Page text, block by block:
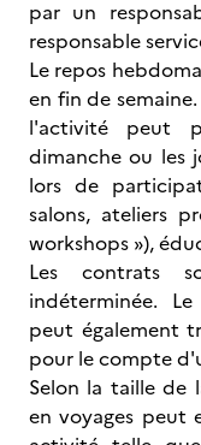
par un
responsable
Le repos
en fin de
l'activité peut
dimanche ou les
lors de
salons, ateliers
workshops »),
Les contrats
indéterminée.
peut également
pour le compte
Selon la taille de
en voyages peut